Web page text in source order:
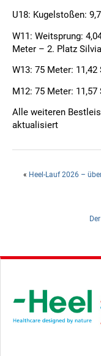
U18: Kugelstoßen:
W11: Weitsprung:
Meter – 2. Platz
W13: 75 Meter:
M12: 75 Meter:
Alle weiteren
aktualisiert
« Heel-Lauf 2026 –